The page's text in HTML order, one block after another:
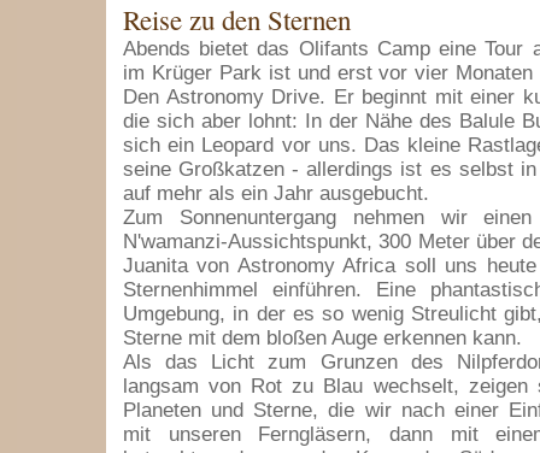
Reise zu den Sternen
Abends bietet das Olifants Camp eine Tour
im Krüger Park ist und erst vor vier Monaten
Den Astronomy Drive. Er beginnt mit einer
die sich aber lohnt: In der Nähe des Balule
sich ein Leopard vor uns. Das kleine
seine Großkatzen - allerdings ist es selbst
auf mehr als ein Jahr ausgebucht.
Zum Sonnenuntergang nehmen wir
N'wamanzi-Aussichtspunkt, 300 Meter über
Juanita von Astronomy Africa soll uns
Sternenhimmel einführen. Eine
Umgebung, in der es so wenig Streulicht
Sterne mit dem bloßen Auge erkennen kann.
Als das Licht zum Grunzen des
langsam von Rot zu Blau wechselt, zeigen
Planeten und Sterne, die wir nach einer
mit unseren Ferngläsern, dann mit